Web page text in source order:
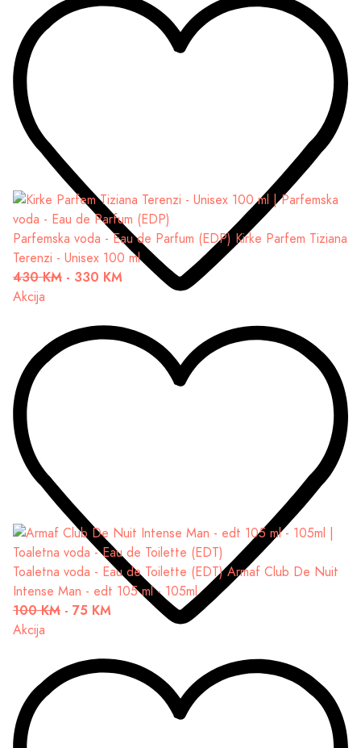
Parfemska voda - Eau de Parfum (EDP) Kirke Parfem Tiziana
Terenzi - Unisex 100 ml
430 KM - 330 KM
Akcija
Toaletna voda - Eau de Toilette (EDT) Armaf Club De Nuit
Intense Man - edt 105 ml - 105ml
100 KM - 75 KM
Akcija